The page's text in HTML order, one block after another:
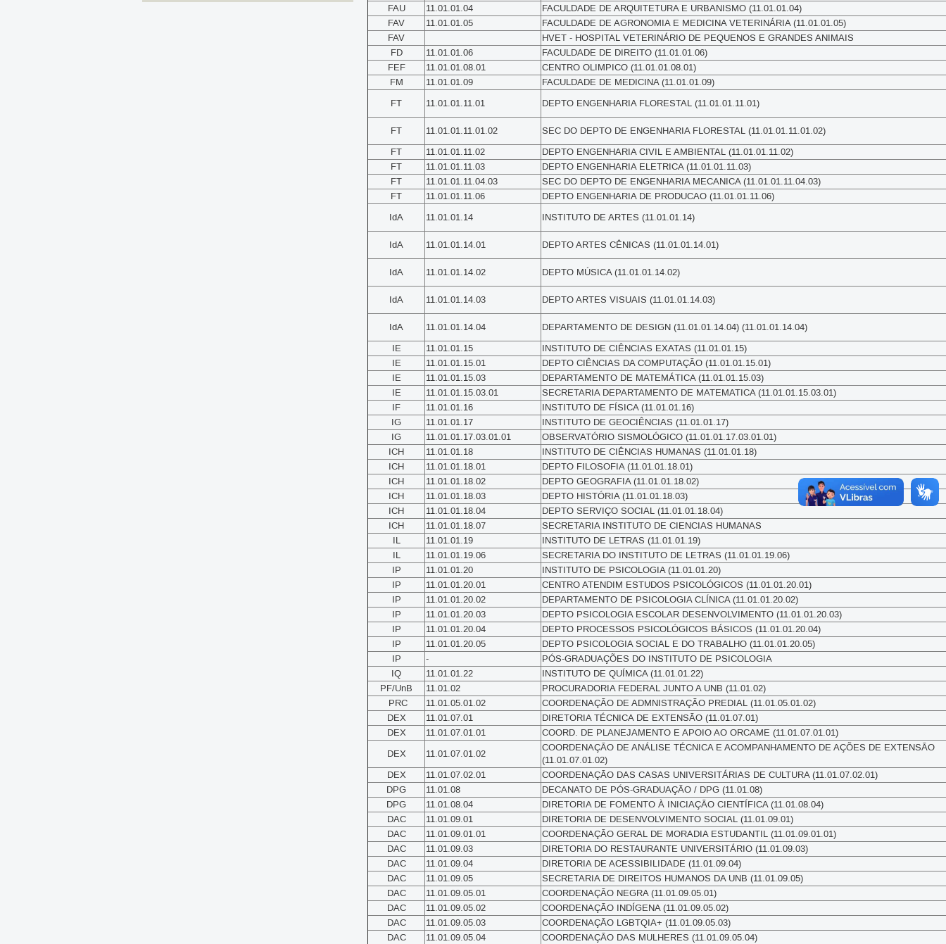
FAU
11.01.01.04
FACULDADE DE ARQUITETURA E URBANISMO (11.01.01.04)
FAV
11.01.01.05
FACULDADE DE AGRONOMIA E MEDICINA VETERINÁRIA (11.01.01.05)
FAV
HVET - HOSPITAL VETERINÁRIO DE PEQUENOS E GRANDES ANIMAIS
FD
11.01.01.06
FACULDADE DE DIREITO (11.01.01.06)
FEF
11.01.01.08.01
CENTRO OLIMPICO (11.01.01.08.01)
FM
11.01.01.09
FACULDADE DE MEDICINA (11.01.01.09)
FT
11.01.01.11.01 DEPTO ENGENHARIA FLORESTAL (11.01.01.11.01)
FT 11.01.01.11.01.02
SEC DO DEPTO DE ENGENHARIA FLORESTAL (11.01.01.11.01.02)
FT
11.01.01.11.02
DEPTO ENGENHARIA CIVIL E AMBIENTAL (11.01.01.11.02)
FT
11.01.01.11.03
DEPTO ENGENHARIA ELETRICA (11.01.01.11.03)
FT
11.01.01.11.04.03
SEC DO DEPTO DE ENGENHARIA MECANICA (11.01.01.11.04.03)
FT
11.01.01.11.06
DEPTO ENGENHARIA DE PRODUCAO (11.01.01.11.06)
IdA
11.01.01.14 INSTITUTO DE ARTES (11.01.01.14)
IdA 11.01.01.14.01 DEPTO ARTES CÊNICAS (11.01.01.14.01)
IdA 11.01.01.14.02 DEPTO MÚSICA (11.01.01.14.02)
IdA 11.01.01.14.03 DEPTO ARTES VISUAIS (11.01.01.14.03)
IdA 11.01.01.14.04
DEPARTAMENTO DE DESIGN (11.01.01.14.04) (11.01.01.14.04)
IE
11.01.01.15
INSTITUTO DE CIÊNCIAS EXATAS (11.01.01.15)
IE
11.01.01.15.01
DEPTO CIÊNCIAS DA COMPUTAÇÃO (11.01.01.15.01)
IE
11.01.01.15.03
DEPARTAMENTO DE MATEMÁTICA (11.01.01.15.03)
IE
11.01.01.15.03.01
SECRETARIA DEPARTAMENTO DE MATEMATICA (11.01.01.15.03.01)
IF
11.01.01.16
INSTITUTO DE FÍSICA (11.01.01.16)
IG
11.01.01.17
INSTITUTO DE GEOCIÊNCIAS (11.01.01.17)
IG
11.01.01.17.03.01.01
OBSERVATÓRIO SISMOLÓGICO (11.01.01.17.03.01.01)
ICH
11.01.01.18
INSTITUTO DE CIÊNCIAS HUMANAS (11.01.01.18)
ICH
11.01.01.18.01
DEPTO FILOSOFIA (11.01.01.18.01)
ICH
11.01.01.18.02
DEPTO GEOGRAFIA (11.01.01.18.02)
ICH
11.01.01.18.03
DEPTO HISTÓRIA (11.01.01.18.03)
ICH
11.01.01.18.04
DEPTO SERVIÇO SOCIAL (11.01.01.18.04)
ICH
11.01.01.18.07
SECRETARIA INSTITUTO DE CIENCIAS HUMANAS
IL
11.01.01.19
INSTITUTO DE LETRAS (11.01.01.19)
IL
11.01.01.19.06
SECRETARIA DO INSTITUTO DE LETRAS (11.01.01.19.06)
IP
11.01.01.20
INSTITUTO DE PSICOLOGIA (11.01.01.20)
IP
11.01.01.20.01
CENTRO ATENDIM ESTUDOS PSICOLÓGICOS (11.01.01.20.01)
IP
11.01.01.20.02
DEPARTAMENTO DE PSICOLOGIA CLÍNICA (11.01.01.20.02)
IP
11.01.01.20.03
DEPTO PSICOLOGIA ESCOLAR DESENVOLVIMENTO (11.01.01.20.03)
IP
11.01.01.20.04
DEPTO PROCESSOS PSICOLÓGICOS BÁSICOS (11.01.01.20.04)
IP
11.01.01.20.05
DEPTO PSICOLOGIA SOCIAL E DO TRABALHO (11.01.01.20.05)
IP
-
PÓS-GRADUAÇÕES DO INSTITUTO DE PSICOLOGIA
IQ
11.01.01.22
INSTITUTO DE QUÍMICA (11.01.01.22)
PF/UnB
11.01.02
PROCURADORIA FEDERAL JUNTO A UNB (11.01.02)
PRC
11.01.05.01.02
COORDENAÇÃO DE ADMNISTRAÇÃO PREDIAL (11.01.05.01.02)
DEX
11.01.07.01
DIRETORIA TÉCNICA DE EXTENSÃO (11.01.07.01)
DEX
11.01.07.01.01
COORD. DE PLANEJAMENTO E APOIO AO ORCAME (11.01.07.01.01)
DEX
11.01.07.01.02
COORDENAÇÃO DE ANÁLISE TÉCNICA E ACOMPANHAMENTO DE AÇÕES DE EXTENSÃO
(11.01.07.01.02)
DEX
11.01.07.02.01
COORDENAÇÃO DAS CASAS UNIVERSITÁRIAS DE CULTURA (11.01.07.02.01)
DPG
11.01.08
DECANATO DE PÓS-GRADUAÇÃO / DPG (11.01.08)
DPG
11.01.08.04
DIRETORIA DE FOMENTO À INICIAÇÃO CIENTÍFICA (11.01.08.04)
DAC
11.01.09.01
DIRETORIA DE DESENVOLVIMENTO SOCIAL (11.01.09.01)
DAC
11.01.09.01.01
COORDENAÇÃO GERAL DE MORADIA ESTUDANTIL (11.01.09.01.01)
DAC
11.01.09.03
DIRETORIA DO RESTAURANTE UNIVERSITÁRIO (11.01.09.03)
DAC
11.01.09.04
DIRETORIA DE ACESSIBILIDADE (11.01.09.04)
DAC
11.01.09.05
SECRETARIA DE DIREITOS HUMANOS DA UNB (11.01.09.05)
DAC
11.01.09.05.01
COORDENAÇÃO NEGRA (11.01.09.05.01)
DAC
11.01.09.05.02
COORDENAÇÃO INDÍGENA (11.01.09.05.02)
DAC
11.01.09.05.03
COORDENAÇÃO LGBTQIA+ (11.01.09.05.03)
DAC
11.01.09.05.04
COORDENAÇÃO DAS MULHERES (11.01.09.05.04)